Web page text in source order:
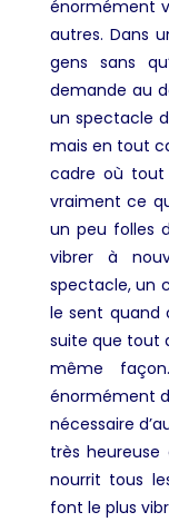
énormément
autres. Dans
gens sans
demande au
un spectacle
mais en tout
cadre où tout
vraiment ce
un peu folles
vibrer à
spectacle, un
le sent
suite que tout
même
énormément
nécessaire
très
nourrit tous
font le plus